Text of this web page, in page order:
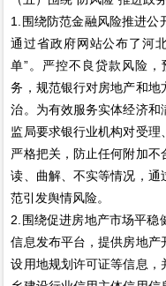
1.围绕防范金融风险推进公
通过省政府网站公布了河
单”。严控不良贷款风险
务，规范银行对房地产和
治。为有效服务实体经济和
监局要求银行业机构对受
严格把关，防止任何附加
读、曲解、不实等情况，
范引发舆情风险。
2.围绕促进房地产市场平稳
信息发布平台，提供房地产
设用地规划许可证等信息